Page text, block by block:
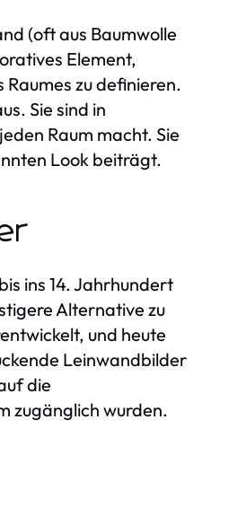
(oft aus Baumwolle
Element,
zu definieren.
Sie sind in
Raum macht. Sie
Look beiträgt.
ins 14. Jahrhundert
Alternative zu
und heute
Leinwandbilder
die
zugänglich wurden.